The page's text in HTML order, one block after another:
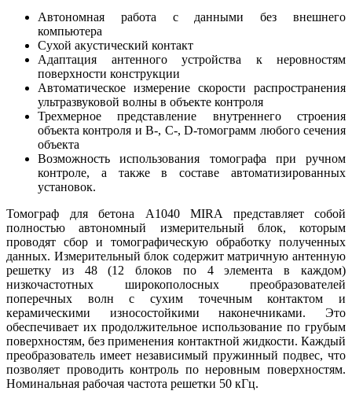
Автономная работа с данными без внешнего
компьютера
Сухой акустический контакт
Адаптация антенного устройства к неровностям
поверхности конструкции
Автоматическое измерение скорости распространения
ультразвуковой волны в объекте контроля
Трехмерное представление внутреннего строения
объекта контроля и B-, C-, D-томограмм любого сечения
объекта
Возможность использования томографа при ручном
контроле, а также в составе автоматизированных
установок.
Томограф для бетона А1040 MIRA представляет собой
полностью автономный измерительный блок, которым
проводят сбор и томографическую обработку полученных
данных. Измерительный блок содержит матричную антенную
решетку из 48 (12 блоков по 4 элемента в каждом)
низкочастотных широкополосных преобразователей
поперечных волн с сухим точечным контактом и
керамическими износостойкими наконечниками. Это
обеспечивает их продолжительное использование по грубым
поверхностям, без применения контактной жидкости. Каждый
преобразователь имеет независимый пружинный подвес, что
позволяет проводить контроль по неровным поверхностям.
Номинальная рабочая частота решетки 50 кГц.